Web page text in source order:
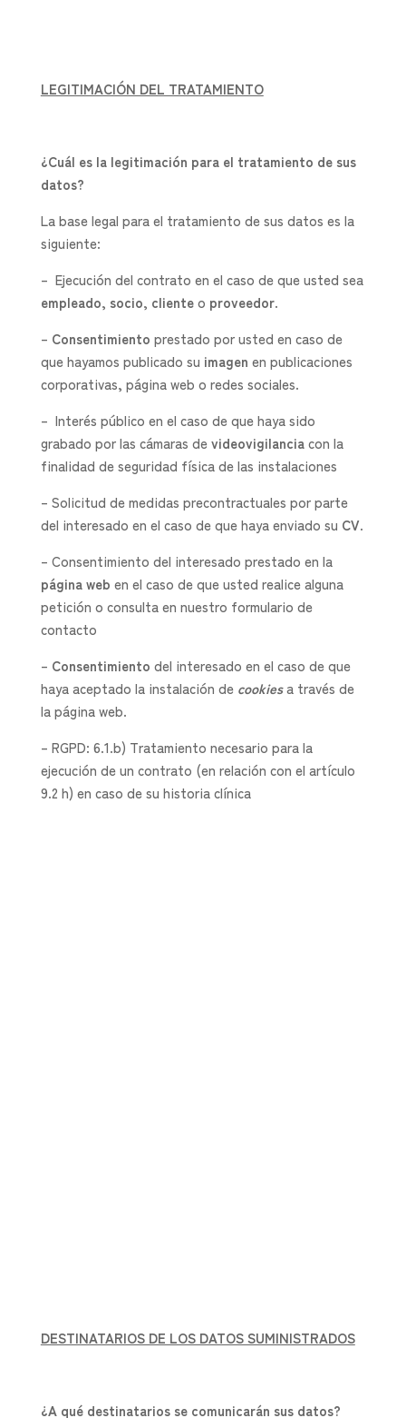
LEGITIMACIÓN DEL TRATAMIENTO
¿Cuál es la legitimación para el tratamiento de sus
datos?
La base legal para el tratamiento de sus datos es la
siguiente:
– Ejecución del contrato en el caso de que usted sea
empleado, socio, clienteo proveedor.
– Consentimiento prestado por usted en caso de
que hayamos publicado su imagen en publicaciones
corporativas, página web o redes sociales.
– Interés público en el caso de que haya sido
grabado por las cámaras devideovigilanciacon la
finalidad de seguridad física de las instalaciones
– Solicitud de medidas precontractuales por parte
del interesado en el caso de que haya enviado su CV.
– Consentimiento del interesado prestado en la
página web en el caso de que usted realice alguna
petición o consulta en nuestro formulario de
contacto
– Consentimiento del interesado en el caso de que
haya aceptado la instalación de cookiesa través de
la página web.
– RGPD: 6.1.b) Tratamiento necesario para la
ejecución de un contrato (en relación con el artículo
9.2 h) en caso de su historia clínica
DESTINATARIOS DE LOS DATOS SUMINISTRADOS
¿A qué destinatarios se comunicarán sus datos?